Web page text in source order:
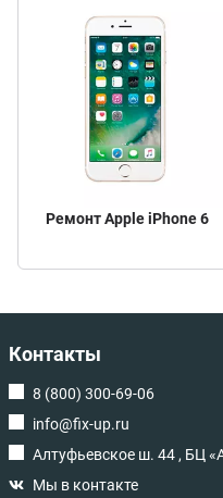
Ремонт Apple iPhone 6
Контакты
8 (800) 300-69-06
info@fix-up.ru
Алтуфьевское ш. 44 , БЦ
Мы в контакте